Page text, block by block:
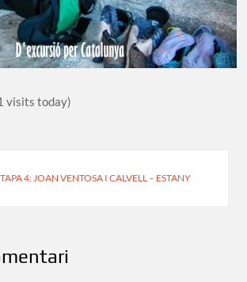
visits today)
4: JOAN VENTOSA I CALVELL – ESTANY